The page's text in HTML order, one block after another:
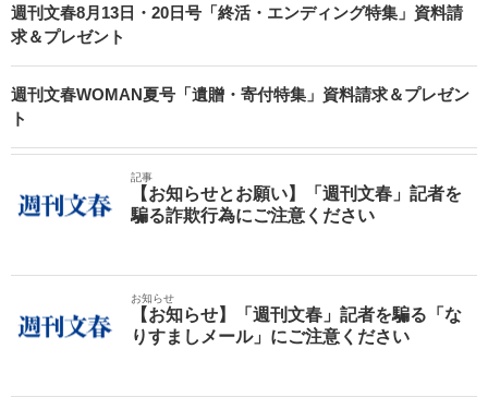
週刊文春8月13日・20日号「終活・エンディング特集」資料請
求＆プレゼント
週刊文春WOMAN夏号「遺贈・寄付特集」資料請求＆プレゼン
ト
記事
【お知らせとお願い】「週刊文春」記者を
騙る詐欺行為にご注意ください
お知らせ
【お知らせ】「週刊文春」記者を騙る「な
りすましメール」にご注意ください